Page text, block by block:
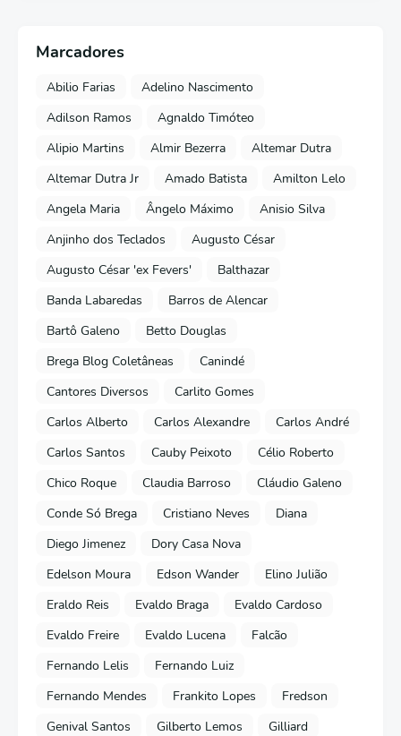
Marcadores
Abilio Farias
Adelino Nascimento
Adilson Ramos
Agnaldo Timóteo
Alipio Martins
Almir Bezerra
Altemar Dutra
Altemar Dutra Jr
Amado Batista
Amilton Lelo
Angela Maria
Ângelo Máximo
Anisio Silva
Anjinho dos Teclados
Augusto César
Augusto César 'ex Fevers'
Balthazar
Banda Labaredas
Barros de Alencar
Bartô Galeno
Betto Douglas
Brega Blog Coletâneas
Canindé
Cantores Diversos
Carlito Gomes
Carlos Alberto
Carlos Alexandre
Carlos André
Carlos Santos
Cauby Peixoto
Célio Roberto
Chico Roque
Claudia Barroso
Cláudio Galeno
Conde Só Brega
Cristiano Neves
Diana
Diego Jimenez
Dory Casa Nova
Edelson Moura
Edson Wander
Elino Julião
Eraldo Reis
Evaldo Braga
Evaldo Cardoso
Evaldo Freire
Evaldo Lucena
Falcão
Fernando Lelis
Fernando Luiz
Fernando Mendes
Frankito Lopes
Fredson
Genival Santos
Gilberto Lemos
Gilliard